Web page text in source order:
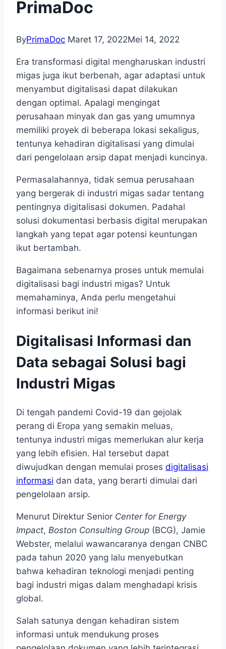
PrimaDoc
ByPrimaDoc Maret 17, 2022Mei 14, 2022
Era transformasi digital mengharuskan industri
migas juga ikut berbenah, agar adaptasi untuk
menyambut digitalisasi dapat dilakukan
dengan optimal. Apalagi mengingat
perusahaan minyak dan gas yang umumnya
memiliki proyek di beberapa lokasi sekaligus,
tentunya kehadiran digitalisasi yang dimulai
dari pengelolaan arsip dapat menjadi kuncinya.
Permasalahannya, tidak semua perusahaan
yang bergerak di industri migas sadar tentang
pentingnya digitalisasi dokumen. Padahal
solusi dokumentasi berbasis digital merupakan
langkah yang tepat agar potensi keuntungan
ikut bertambah.
Bagaimana sebenarnya proses untuk memulai
digitalisasi bagi industri migas? Untuk
memahaminya, Anda perlu mengetahui
informasi berikut ini!
Digitalisasi Informasi dan
Data sebagai Solusi bagi
Industri Migas
Di tengah pandemi Covid-19 dan gejolak
perang di Eropa yang semakin meluas,
tentunya industri migas memerlukan alur kerja
yang lebih efisien. Hal tersebut dapat
diwujudkan dengan memulai proses digitalisasi
informasi dan data, yang berarti dimulai dari
pengelolaan arsip.
Menurut Direktur Senior Center for Energy
Impact, Boston Consulting Group (BCG), Jamie
Webster, melalui wawancaranya dengan CNBC
pada tahun 2020 yang lalu menyebutkan
bahwa kehadiran teknologi menjadi penting
bagi industri migas dalam menghadapi krisis
global.
Salah satunya dengan kehadiran sistem
informasi untuk mendukung proses